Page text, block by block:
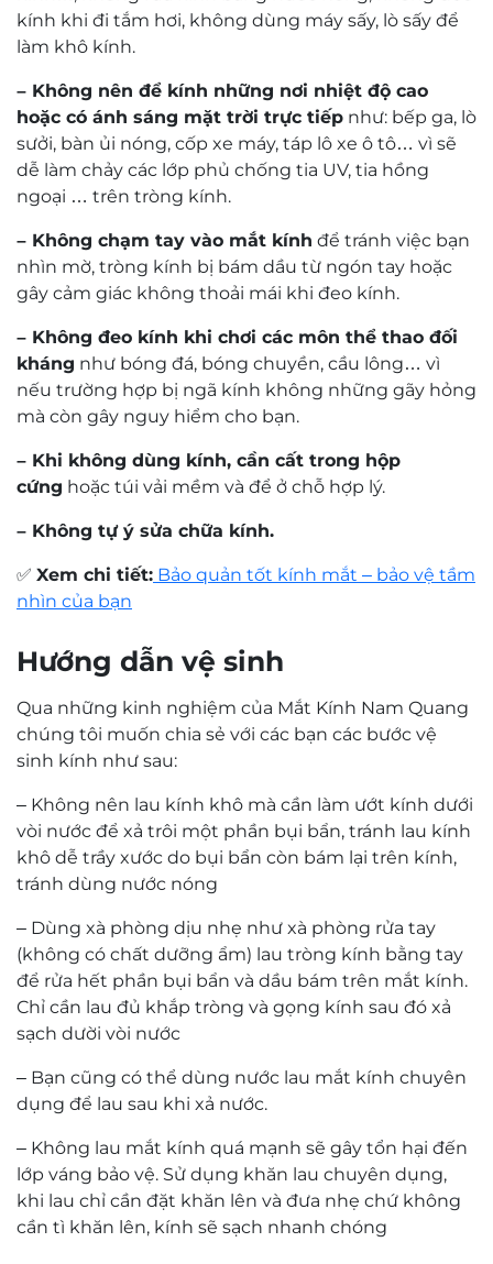
trải nghiệm và sở hữu gọng kính Peterson 6047!
Lưu ý:
Sản phẩm không có khung bảo vệ phần đáy,
khi sử dụng cần chú ý để tròng kính không bị
sứt mẻ.
Gọng kính thích hợp số độ dưới 4 diop, trên 4
độ nên lắp tròng kính chiết suất cao.
Kỹ thuật viên khúc xạ Nguyễn Trọng Nghĩa
có trên 30 năm kinh nghiệm về đo khúc xạ và
mài lắp kính.
Mr. Trần Hoàng Phương Lâm
có trên 10 năm kinh nghiệm về đo khúc xạ và
mài lắp kính.